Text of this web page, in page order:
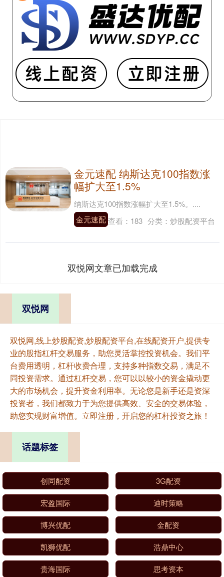
金元速配 纳斯达克100指数涨
幅扩大至1.5%
纳斯达克100指数涨幅扩大至1.5%。....
金元速配查看： 183 分类： 炒股配资平台
双悦网文章已加载完成
双悦网
双悦网,线上炒股配资,炒股配资平台,在线配资开户,提供专
业的股指杠杆交易服务，助您灵活掌控投资机会。我们平
台费用透明，杠杆收费合理，支持多种指数交易，满足不
同投资需求。通过杠杆交易，您可以以较小的资金撬动更
大的市场机会，提升资金利用率。无论您是新手还是资深
投资者，我们都致力于为您提供高效、安全的交易体验，
助您实现财富增值。立即注册，开启您的杠杆投资之旅！
话题标签
创同配资 3G配资
宏盈国际 迪时策略
博兴优配 金配资
凯狮优配 浩鼎中心
贵海国际 思考资本